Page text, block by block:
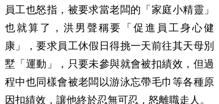
員工也怒指，被要求當老闆的「家庭小精靈」
也就算了，洪男聲稱要「促進員工身心健
康」，要求員工休假日得挑一天前往其天母別
墅「運動」，只要未參與就會被扣績效，但過
程中也同樣會被老闆以游泳忘帶毛巾等各種原
因扣績效，讓他終於忍無可忍，怒離職走人。